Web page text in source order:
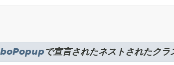
で宣言されたネストされたク